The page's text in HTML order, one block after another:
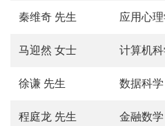
秦维奇 先生 应用心
马迎然 女士 计算机
徐谦 先生 数据科学
程庭龙 先生 金融数学